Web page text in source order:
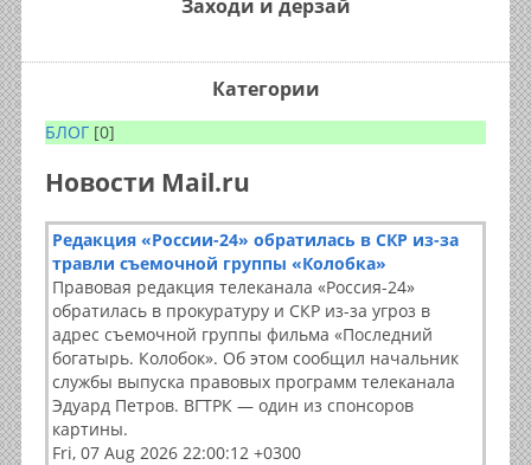
Заходи и дерзай
Категории
БЛОГ [0]
Новости Mail.ru
Редакция «России-24» обратилась в СКР из-за
травли съемочной группы «Колобка»
Правовая редакция телеканала «Россия-24»
обратилась в прокуратуру и СКР из-за угроз в
адрес съемочной группы фильма «Последний
богатырь. Колобок». Об этом сообщил начальник
службы выпуска правовых программ телеканала
Эдуард Петров. ВГТРК — один из спонсоров
картины.
Fri, 07 Aug 2026 22:00:12 +0300